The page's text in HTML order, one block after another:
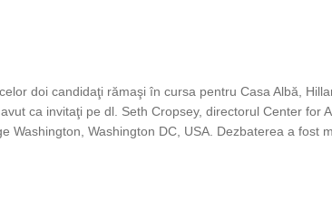
doi candidaţi rămaşi în cursa pentru Casa Albă,
ca invitaţi pe dl. Seth Cropsey, directorul Center for
Washington, Washington DC, USA. Dezbaterea a fost